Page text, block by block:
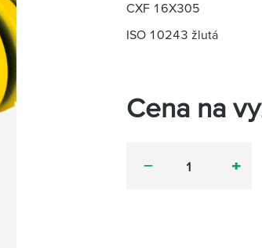
CXF 16X305
ISO 10243 žlutá
Cena na
plus